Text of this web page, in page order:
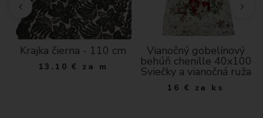
Krajka čierna - 110 cm
13.10 € za m
Vianočný gobelínový
behúň chenille 40x100
Sviečky a vianočná ruža
16 € za ks